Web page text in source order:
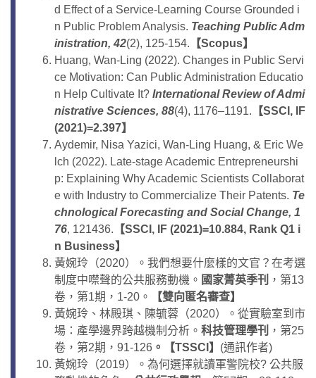
d Effect of a Service-Learning Course Grounded i
n Public Problem Analysis. Teaching Public Adm
inistration, 42(2), 125-154. 【Scopus】
Huang, Wan-Ling (2022). Changes in Public Servi
ce Motivation: Can Public Administration Educatio
n Help Cultivate It? International Review of Admi
nistrative Sciences, 88(4), 1176–1191. 【SSCI, IF
(2021)=2.397】
Aydemir, Nisa Yazici, Wan-Ling Huang, & Eric We
lch (2022). Late-stage Academic Entrepreneurshi
p: Explaining Why Academic Scientists Collaborat
e with Industry to Commercialize Their Patents. Te
chnological Forecasting and Social Change, 1
76, 121436. 【SSCI, IF (2021)=10.884, Rank Q1 i
n Business】
黃婉玲（2020）。我們想要什麼樣的文官？在考選
制度中噤聲的公共服務動機。 國家菁英季刊 ，第13
卷，第1期，1-20。
【雙向匿名審查】
黃婉玲、林殿琪、陳毓蓉（2020）。從實驗室到市
場：產學邊界跨越機制分析。 科技管理學刊 ，第25
卷，第2期，91-126 。 【TSSCI 】 (通訊作者)
黃婉玲（2019）。為何選擇就讀軍警院校? 公共服